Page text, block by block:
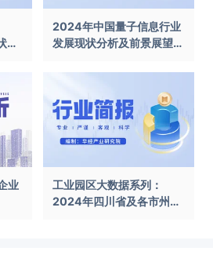
及
2024年中国量子信息行业
发展现状分析及前景展望报
业
工业园区大数据系列：
2024年四川省及各市州工